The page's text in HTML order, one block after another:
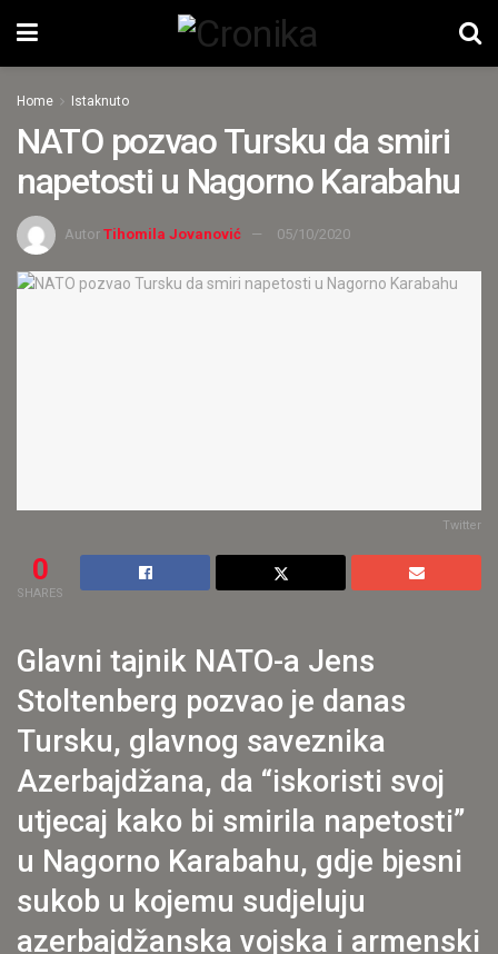
Home Istaknuto
NATO pozvao Tursku da smiri
napetosti u Nagorno Karabahu
Autor Tihomila Jovanović 05/10/2020
Twitter
0
SHARES
Glavni tajnik NATO-a Jens
Stoltenberg pozvao je danas
Tursku, glavnog saveznika
Azerbajdžana, da “iskoristi svoj
utjecaj kako bi smirila napetosti”
u Nagorno Karabahu, gdje bjesni
sukob u kojemu sudjeluju
azerbajdžanska vojska i armenski